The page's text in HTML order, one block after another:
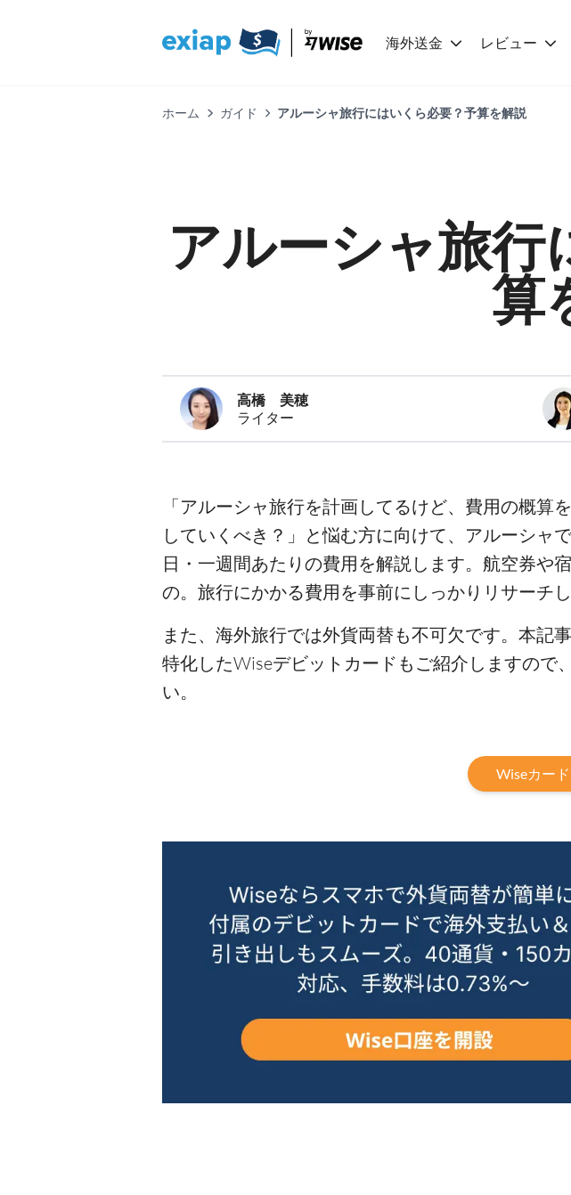
海外送金 レビュー
ホーム ガイド アルーシャ旅行にはいくら必要？予算を解説
アルーシャ旅行
算
高橋 美穂
ライター
「アルーシャ旅行を計画してるけど、費用の概
していくべき？」と悩む方に向けて、アルーシャ
日・一週間あたりの費用を解説します。航空券や
の。旅行にかかる費用を事前にしっかりリサーチ
また、海外旅行では外貨両替も不可欠です。本記事
特化したWiseデビットカードもご紹介しますので
い。
Wiseカー